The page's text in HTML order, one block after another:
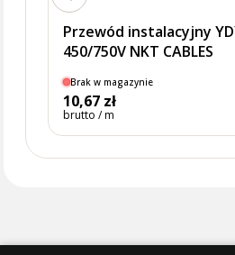
Przewód instalacyjny
450/750V NKT CABLES
Brak w magazynie
10,67 zł
brutto / m